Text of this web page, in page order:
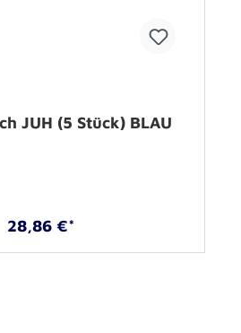
JUH (5 Stück) BLAU
28,86 €*